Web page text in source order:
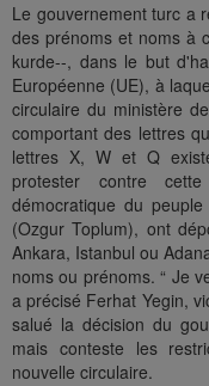
Le gouvernement turc a
des prénoms et noms à
kurde--, dans le but
Européenne (UE), à
circulaire du ministère
comportant des lettres
lettres X, W et Q
protester contre
démocratique du
(Ozgur Toplum), ont
Ankara, Istanbul ou
noms ou prénoms. “ Je
a précisé Ferhat Yegin,
salué la décision du
mais conteste les
nouvelle circulaire.